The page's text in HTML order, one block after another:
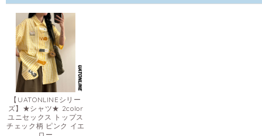
【UATONLINEシリー
ズ】★シャツ★ 2color
ユニセックス トップス
チェック柄 ピンク イエ